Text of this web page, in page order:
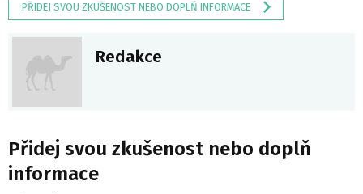
PŘIDEJ SVOU ZKUŠENOST NEBO DOPLŇ INFORMACE
Redakce
Přidej svou zkušenost nebo doplň
informace